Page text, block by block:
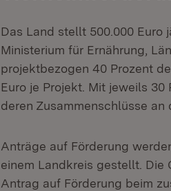
Das Land stellt 500.000 Euro
Ministerium für Ernährung,
projektbezogen 40 Prozent
Euro je Projekt. Mit jeweils
deren Zusammenschlüsse
Anträge auf Förderung
einem Landkreis gestellt. Die
Antrag auf Förderung beim